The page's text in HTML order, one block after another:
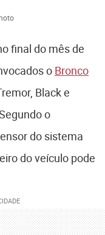
final do mês de
o Bronco
Black e
o
do sistema
do veículo pode